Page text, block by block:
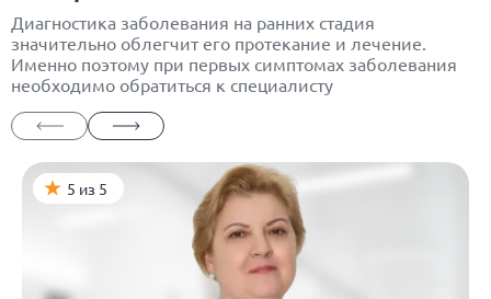
Диагностика заболевания на ранних стадия
значительно облегчит его протекание и лечение.
Именно поэтому при первых симптомах заболевания
необходимо обратиться к специалисту
5 из 5